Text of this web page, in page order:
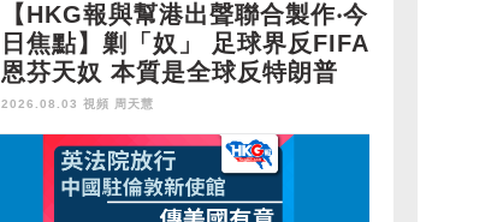
【HKG報與幫港出聲聯合製作‧今
日焦點】剿「奴」 足球界反FIFA
恩芬天奴 本質是全球反特朗普
2026.08.03 視頻 周天慧